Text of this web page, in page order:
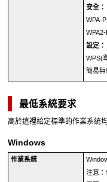
安全：
WPA-
WPA2-
設定：
WPS(
簡易
最低系統要求
高於這裡給定標準的作業系統
Windows
作業系統
注意：